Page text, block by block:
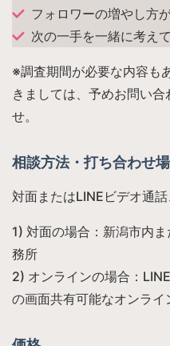
フォロワーの増やし方
次の一手を一緒に考えて
※調査期間が必要な内容も
きましては、予めお問い
せ。
相談方法・打ち合わせ
対面またはLINEビデオ通
1) 対面の場合：新潟市内
務所
2) オンラインの場合：
の画面共有可能なオンライ